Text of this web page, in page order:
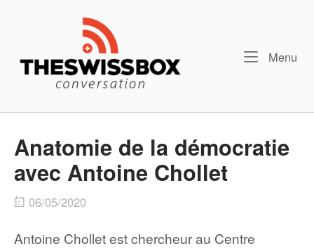
Menu
Anatomie de la démocratie
avec Antoine Chollet
06/05/2020
Antoine Chollet est chercheur au Centre